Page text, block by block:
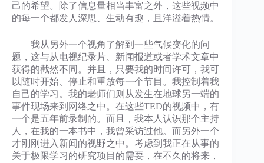
己的希望。除了信息量相当丰富之外，这些视频中
的每一个都发人深思、生动有趣，且洋溢着热情。
我从另外一个视角了解到一些气候变化的问
题，这与从电视纪录片、新闻报道或者学术文章中
获得的截然不同。并且，只要我的时间许可，我可
以随时开始、停止和重放每一个节目。我控制着我
自己的学习。我的老师们则从发生在地球另一端的
事件现场来到网络之中。在这些TED的视频中，有
一个是五年前录制的。而且，我本人认识那个主持
人，在我的一本书中，我曾采访过他。而另外一个
才刚刚进入新闻的视野之中。考虑到我正在从事的
关于极限学习的研究项目的需要，在不久的将来，